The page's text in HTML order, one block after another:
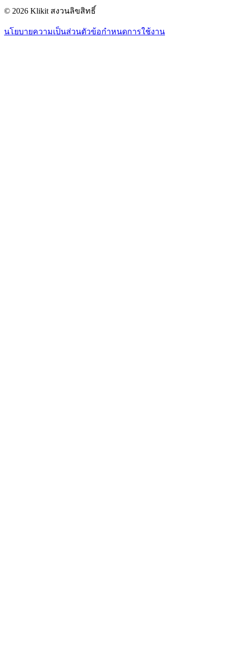
© 2026 Klikit สงวนลิขสิทธิ์
นโยบายความเป็นส่วนตัวข้อกำหนดการใช้งาน